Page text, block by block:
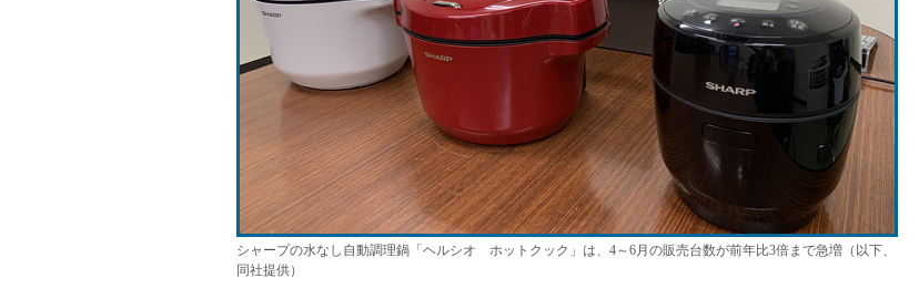
シャープの水なし自動調理鍋「ヘルシオ ホットクック」は、4～6月の販売台数が前年比3倍まで急増（以下、
同社提供）